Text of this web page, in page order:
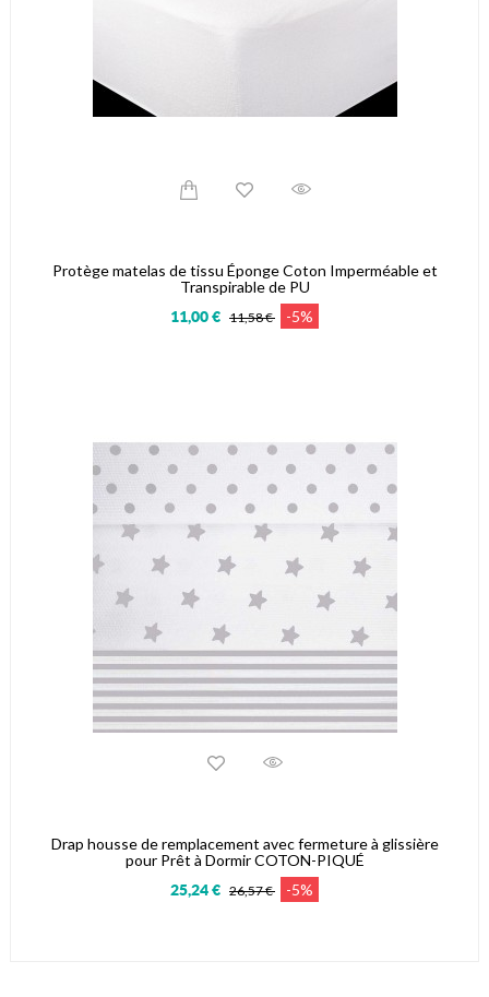
Protège matelas de tissu Éponge Coton Imperméable et
Transpirable de PU
11,00 € 11,58 € -5%
Drap housse de remplacement avec fermeture à glissière
pour Prêt à Dormir COTON-PIQUÉ
25,24 € 26,57 € -5%